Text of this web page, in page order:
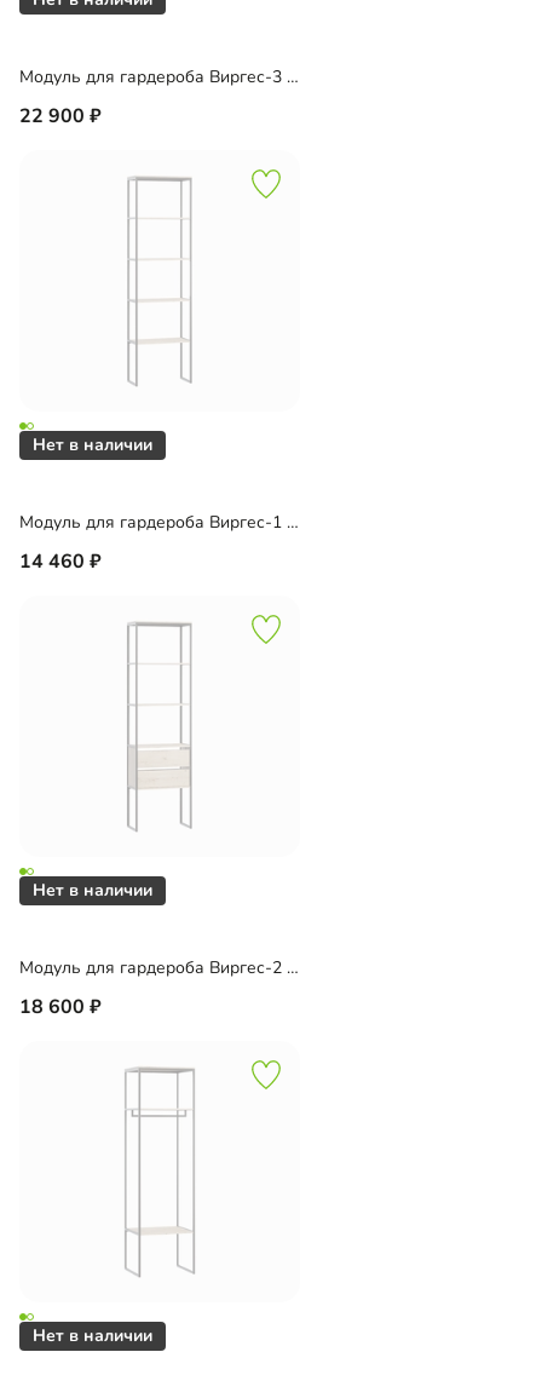
Модуль для гардероба Виргес-3 Блэк
22 900
Модуль для гардероба Виргес-1 Блэк
14 460
Модуль для гардероба Виргес-2 Блэк
18 600